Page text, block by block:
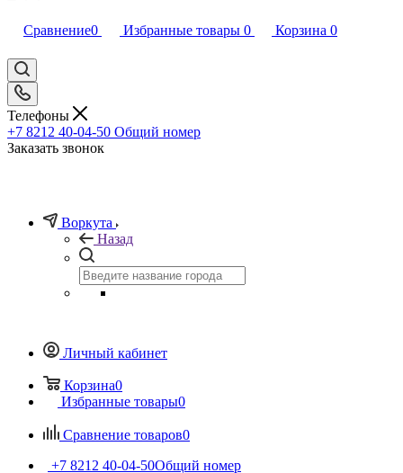
Сравнение0 Избранные товары 0 Корзина 0
Телефоны
+7 8212 40-04-50 Общий номер
Заказать звонок
Воркута
Назад
Личный кабинет
Корзина0
Избранные товары0
Сравнение товаров0
+7 8212 40-04-50Общий номер